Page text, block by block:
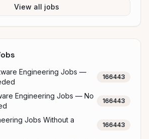
View all jobs
Engineering Jobs —
166443
Engineering Jobs — No
166443
Jobs Without a
166443